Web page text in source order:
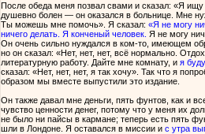
После обеда меня позвал свами и сказал: «Я
душевно болен — он оказался в больнице. Мне
Ты можешь мне помочь». Я сказал: «Я не могу
ничего делать. Я конченый человек. Я не могу
Он очень сильно нуждался в ком-то, имеющем
но он сказал: «Нет, нет, нет, всё нормально.
литературную работу. Дайте мне комнату, и я
сказал: «Нет, нет, нет, я так хочу». Так что я
образом мы вместе выпустили это издание.
Он также давал мне деньги, пять фунтов, как и
чувство ценности денег, потому что у меня их
не было ни пайсы в кармане; теперь есть пять
шли в Лондоне. Я оставался в миссии и с утра